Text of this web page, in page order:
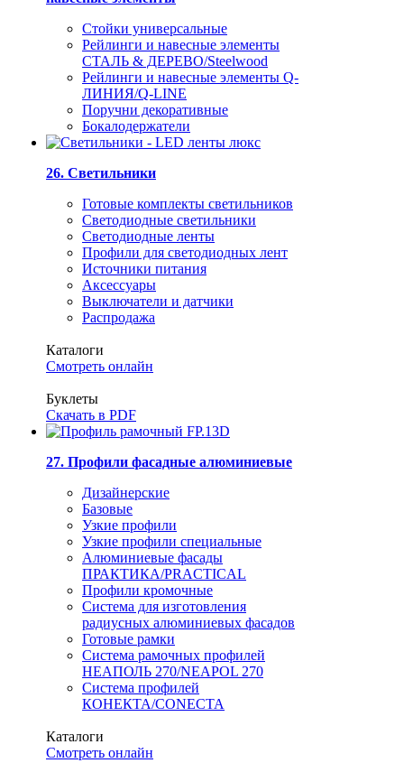
Стойки универсальные
Рейлинги и навесные элементы
СТАЛЬ & ДЕРЕВО/Steelwood
Рейлинги и навесные элементы Q-
ЛИНИЯ/Q-LINE
Поручни декоративные
Бокалодержатели
26. Светильники
Готовые комплекты светильников
Светодиодные светильники
Светодиодные ленты
Профили для светодиодных лент
Источники питания
Аксессуары
Выключатели и датчики
Распродажа
Каталоги
Смотреть онлайн
Буклеты
Скачать в PDF
27. Профили фасадные алюминиевые
Дизайнерские
Базовые
Узкие профили
Узкие профили специальные
Алюминиевые фасады
ПРАКТИКА/PRACTICAL
Профили кромочные
Система для изготовления
радиусных алюминиевых фасадов
Готовые рамки
Система рамочных профилей
НЕАПОЛЬ 270/NEAPOL 270
Система профилей
КОНЕКТА/CONECTA
Каталоги
Смотреть онлайн